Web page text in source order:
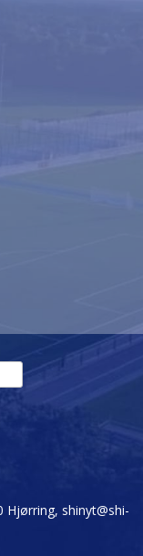
Hjørring, shinyt@shi-